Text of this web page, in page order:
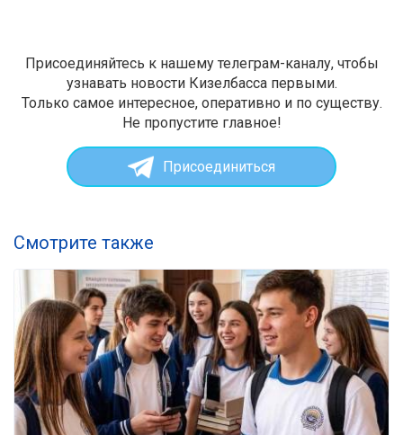
Присоединяйтесь к нашему телеграм-каналу, чтобы
узнавать новости Кизелбасса первыми.
Только самое интересное, оперативно и по существу.
Не пропустите главное!
Присоединиться
Смотрите также